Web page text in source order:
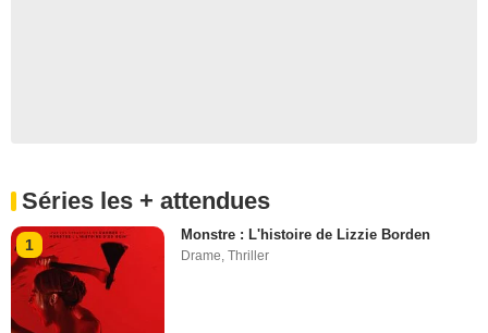
Séries les + attendues
1
Monstre : L'histoire de Lizzie Borden
Drame,Thriller